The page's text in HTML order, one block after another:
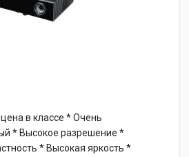
в классе * Очень
* Высокое разрешение *
* Высокая яркость *